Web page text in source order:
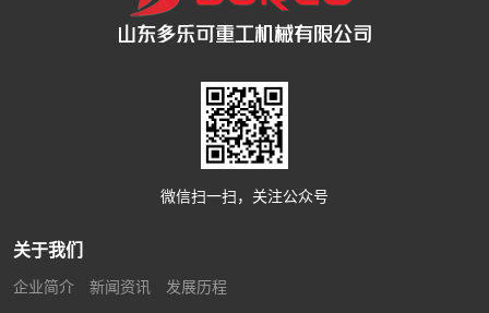
微信扫一扫，关注公众号
关于我们
企业简介 新闻资讯 发展历程